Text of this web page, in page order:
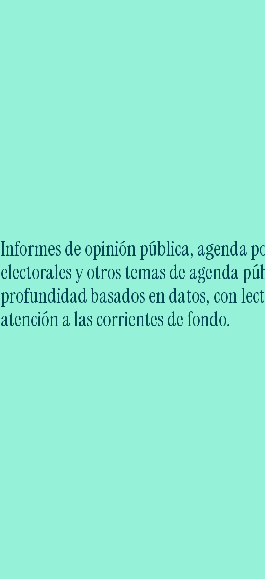
Informes de opinión pública, agenda
electorales y otros temas de agenda
profundidad basados en datos, con
atención a las corrientes de fondo.